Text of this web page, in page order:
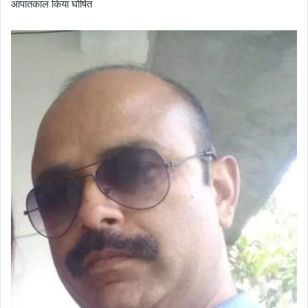
आपातकाल किया घोषित